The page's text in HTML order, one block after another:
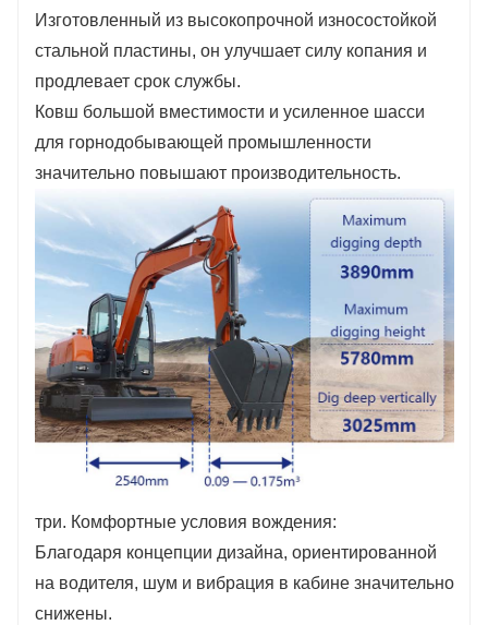
Изготовленный из высокопрочной износостойкой
стальной пластины, он улучшает силу копания и
продлевает срок службы.
Ковш большой вместимости и усиленное шасси
для горнодобывающей промышленности
значительно повышают производительность.
три. Комфортные условия вождения:
Благодаря концепции дизайна, ориентированной
на водителя, шум и вибрация в кабине значительно
снижены.